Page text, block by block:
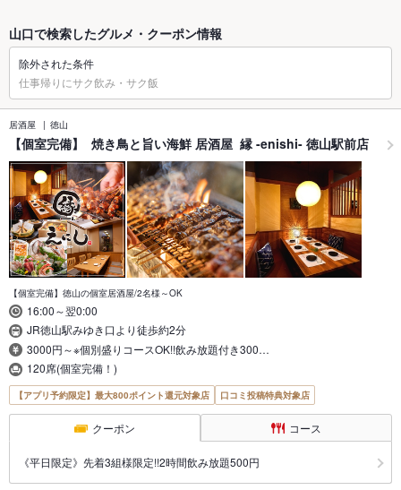
山口で検索したグルメ・クーポン情報
除外された条件
仕事帰りにサク飲み・サク飯
居酒屋 徳山
【個室完備】 焼き鳥と旨い海鮮 居酒屋 縁 -enishi- 徳山駅前店
【個室完備】徳山の個室居酒屋/2名様～OK
16:00～翌0:00
JR徳山駅みゆき口より徒歩約2分
3000円～※個別盛りコースOK!!飲み放題付き300…
120席(個室完備！)
【アプリ予約限定】最大800ポイント還元対象店 口コミ投稿特典対象店
クーポン コース
《平日限定》先着3組様限定!!2時間飲み放題500円